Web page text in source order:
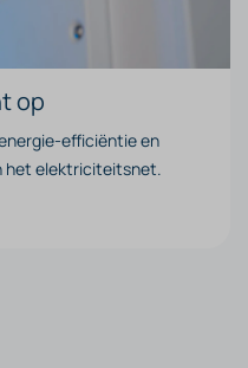
op
efficiëntie en
het elektriciteitsnet.